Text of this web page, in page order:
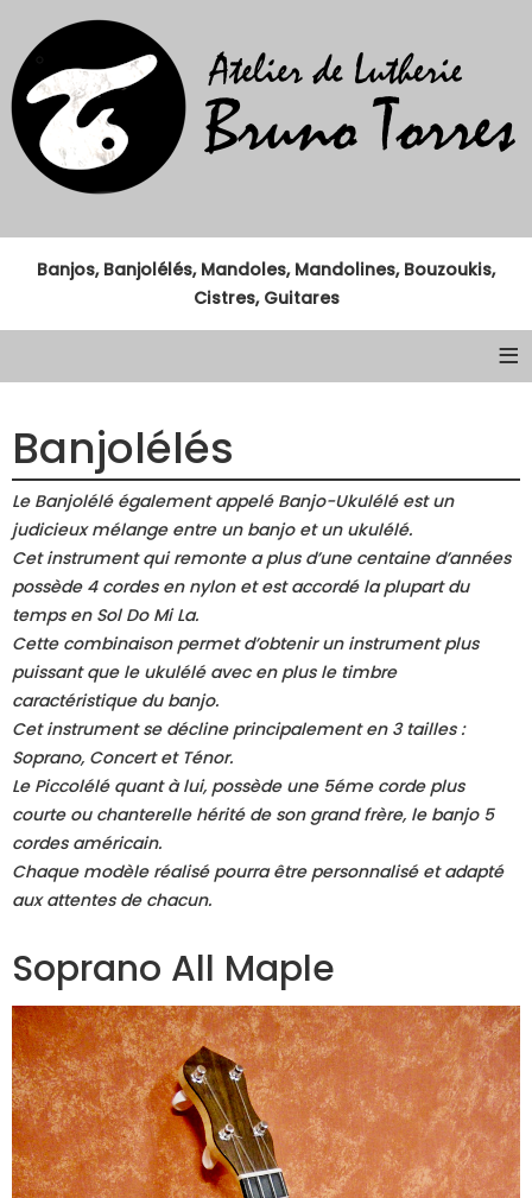
Banjos, Banjolélés, Mandoles, Mandolines, Bouzoukis,
Cistres, Guitares
≡
Banjolélés
Le Banjolélé également appelé Banjo-Ukulélé est un
judicieux mélange entre un banjo et un ukulélé.
Cet instrument qui remonte a plus d’une centaine d’années
possède 4 cordes en nylon et est accordé la plupart du
temps en Sol Do Mi La.
Cette combinaison permet d’obtenir un instrument plus
puissant que le ukulélé avec en plus le timbre
caractéristique du banjo.
Cet instrument se décline principalement en 3 tailles :
Soprano, Concert et Ténor.
Le Piccolélé quant à lui, possède une 5éme corde plus
courte ou chanterelle hérité de son grand frère, le banjo 5
cordes américain.
Chaque modèle réalisé pourra être personnalisé et adapté
aux attentes de chacun.
Soprano All Maple